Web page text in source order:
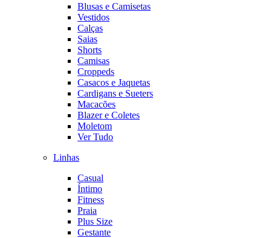
Blusas e Camisetas
Vestidos
Calças
Saias
Shorts
Camisas
Croppeds
Casacos e Jaquetas
Cardigans e Sueters
Macacões
Blazer e Coletes
Moletom
Ver Tudo
Linhas
Casual
Íntimo
Fitness
Praia
Plus Size
Gestante